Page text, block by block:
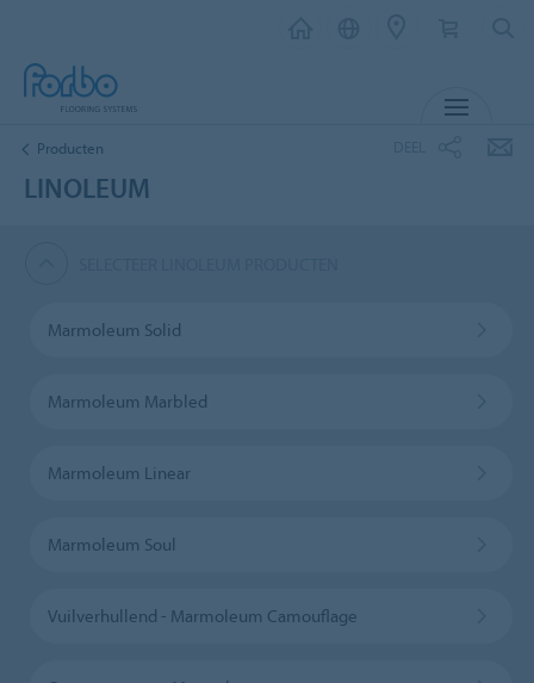
Producten
LINOLEUM
Marmoleum Solid
Marmoleum Marbled
Marmoleum Linear
Marmoleum Soul
Vuilverhullend - Marmoleum Camouflage